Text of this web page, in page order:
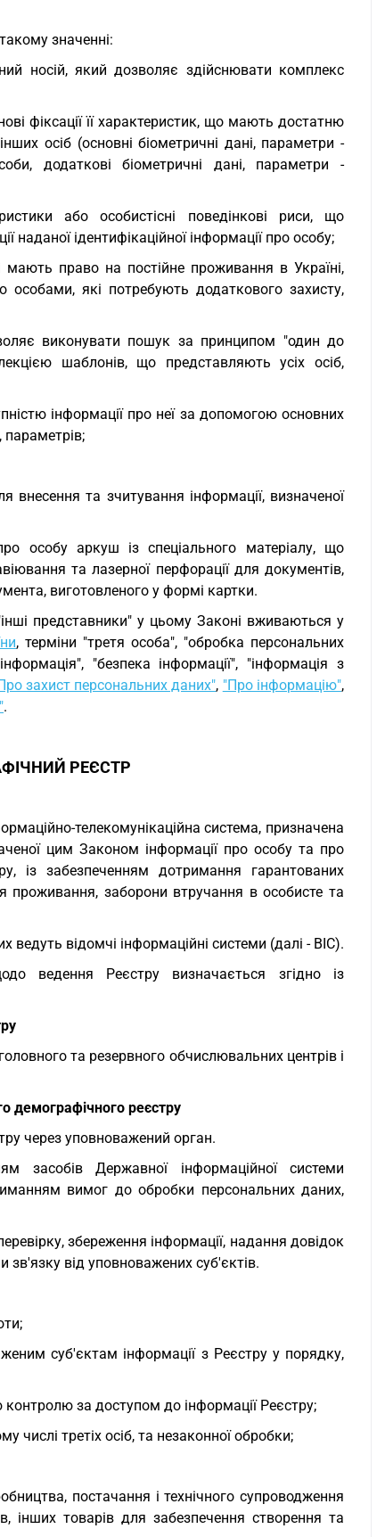
значенні:
носій, який дозволяє здійснювати комплекс
фіксації її характеристик, що мають достатню
осіб (основні біометричні дані, параметри -
додаткові біометричні дані, параметри -
або особистісні поведінкові риси, що
наданої ідентифікаційної інформації про особу;
право на постійне проживання в Україні,
які потребують додаткового захисту,
виконувати пошук за принципом "один до
шаблонів, що представляють усіх осіб,
інформації про неї за допомогою основних
та зчитування інформації, визначеної
особу аркуш із спеціального матеріалу, що
та лазерної перфорації для документів,
виготовленого у формі картки.
представники" у цьому Законі вживаються у
, терміни "третя особа", "обробка персональних
"безпека інформації", "інформація з
захист персональних даних", "Про інформацію",
.
РЕЄСТР
телекомунікаційна система, призначена
цим Законом інформації про особу та про
із забезпеченням дотримання гарантованих
проживання, заборони втручання в особисте та
відомчі інформаційні системи (далі - ВІС).
ведення Реєстру визначається згідно із
та резервного обчислювальних центрів і
демографічного реєстру
через уповноважений орган.
засобів Державної інформаційної системи
вимог до обробки персональних даних,
збереження інформації, надання довідок
від уповноважених суб'єктів.
суб'єктам інформації з Реєстру у порядку,
контролю за доступом до інформації Реєстру;
числі третіх осіб, та незаконної обробки;
постачання і технічного супроводження
інших товарів для забезпечення створення та